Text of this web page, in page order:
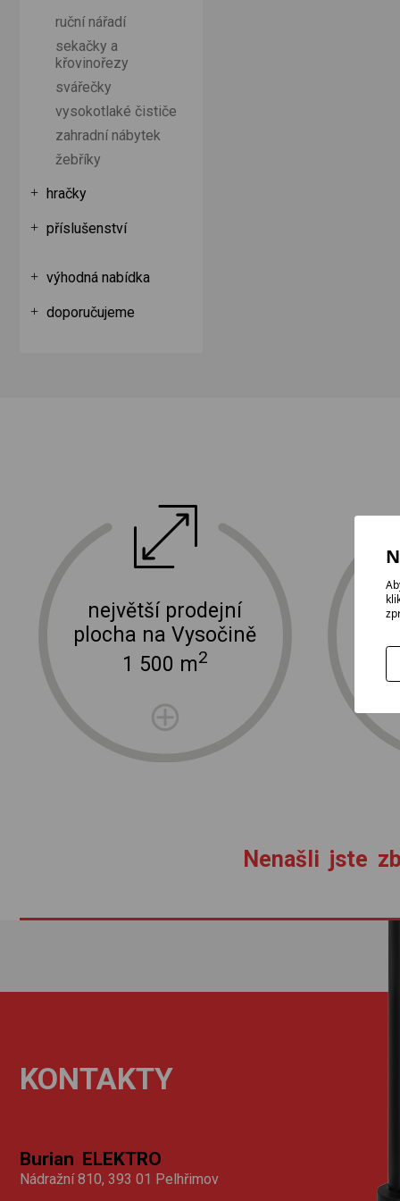
ruční nářadí
sekačky a
křovinořezy
svářečky
vysokotlaké čističe
zahradní nábytek
žebříky
hračky
příslušenství
výhodná nabídka
doporučujeme
největší prodejní
plocha na Vysočině
1 500 m2
doprava a instalace elektro zařízení
Nenašli jste
KONTAKTY
Burian ELEKTRO
Nádražní 810, 393 01 Pelhřimov